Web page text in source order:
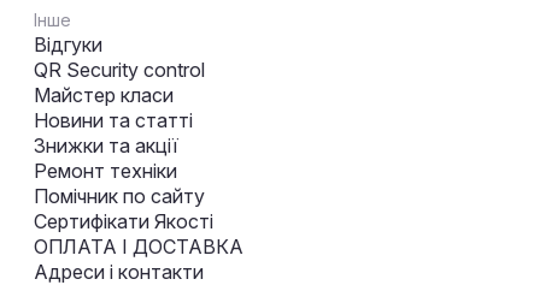
Інше
Відгуки
QR Security control
Майстер класи
Новини та статті
Знижки та акції
Ремонт техніки
Помічник по сайту
Сертифікати Якості
ОПЛАТА І ДОСТАВКА
Адреси і контакти